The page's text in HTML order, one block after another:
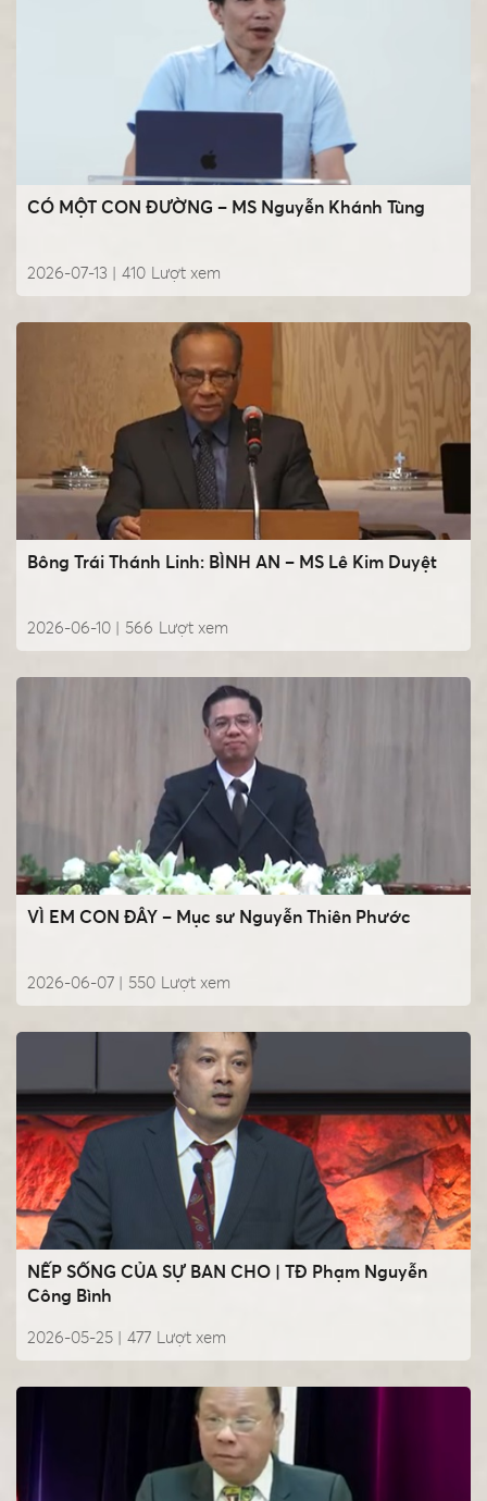
CÓ MỘT CON ĐƯỜNG – MS Nguyễn Khánh Tùng
2026-07-13 | Lượt xem
410
Bông Trái Thánh Linh: BÌNH AN – MS Lê Kim Duyệt
2026-06-10 | Lượt xem
566
VÌ EM CON ĐÂY – Mục sư Nguyễn Thiên Phước
2026-06-07 | Lượt xem
550
NẾP SỐNG CỦA SỰ BAN CHO | TĐ Phạm Nguyễn
Công Bình
2026-05-25 | Lượt xem
477